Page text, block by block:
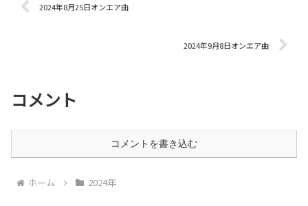
2024年8月25日オンエア曲
2024年9月8日オンエア曲
コメント
コメントを書き込む
ホーム 2024年